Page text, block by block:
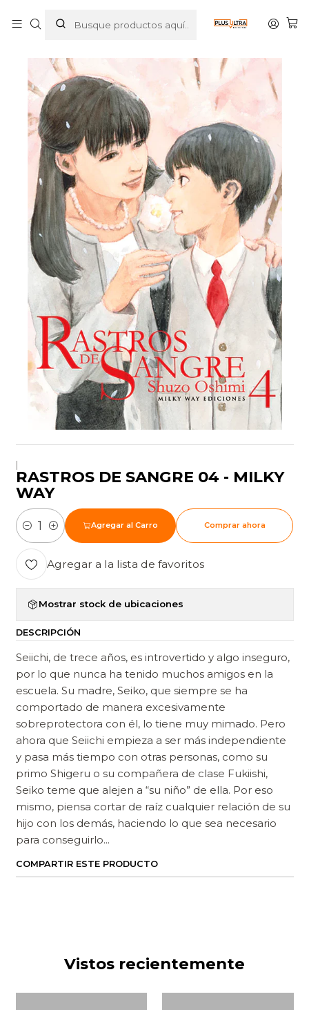
RASTROS DE SANGRE 04 - MILKY WAY
|
RASTROS DE SANGRE 04 - MILKY
WAY
Cantidad
Agregar al Carro Comprar ahora
Agregar a la lista de favoritos
Mostrar stock de ubicaciones
DESCRIPCIÓN
Seiichi, de trece años, es introvertido y algo inseguro,
por lo que nunca ha tenido muchos amigos en la
escuela. Su madre, Seiko, que siempre se ha
comportado de manera excesivamente
sobreprotectora con él, lo tiene muy mimado. Pero
ahora que Seiichi empieza a ser más independiente
y pasa más tiempo con otras personas, como su
primo Shigeru o su compañera de clase Fukiishi,
Seiko teme que alejen a “su niño” de ella. Por eso
mismo, piensa cortar de raíz cualquier relación de su
hijo con los demás, haciendo lo que sea necesario
para conseguirlo...
COMPARTIR ESTE PRODUCTO
Vistos recientemente